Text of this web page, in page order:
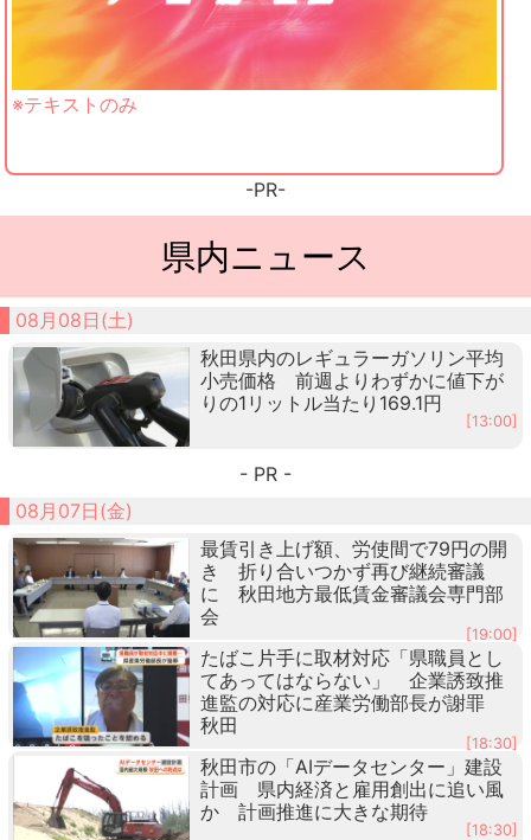
※テキストのみ
-PR-
県内ニュース
08月08日(土)
秋田県内のレギュラーガソリン平均
小売価格 前週よりわずかに値下が
りの1リットル当たり169.1円
[13:00]
- PR -
08月07日(金)
最賃引き上げ額、労使間で79円の開
き 折り合いつかず再び継続審議
に 秋田地方最低賃金審議会専門部
会
[19:00]
たばこ片手に取材対応「県職員とし
てあってはならない」 企業誘致推
進監の対応に産業労働部長が謝罪
秋田
[18:30]
秋田市の「AIデータセンター」建設
計画 県内経済と雇用創出に追い風
か 計画推進に大きな期待
[18:30]